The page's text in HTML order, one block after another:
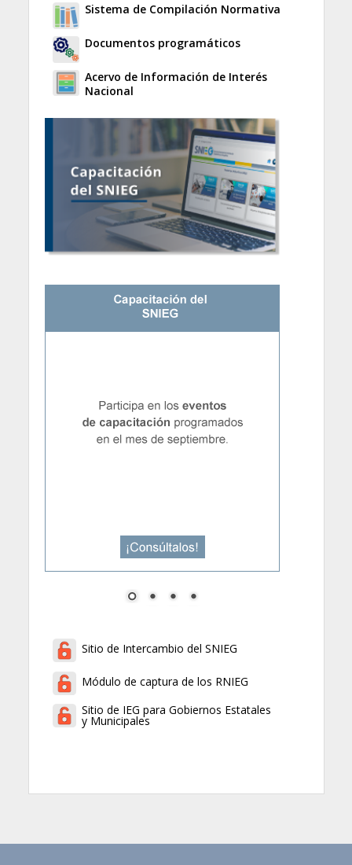
Sistema de Compilación Normativa
Documentos programáticos
Acervo de Información de Interés
Nacional
Sitio de Intercambio del SNIEG
Módulo de captura de los RNIEG
Sitio de IEG para Gobiernos Estatales
y Municipales